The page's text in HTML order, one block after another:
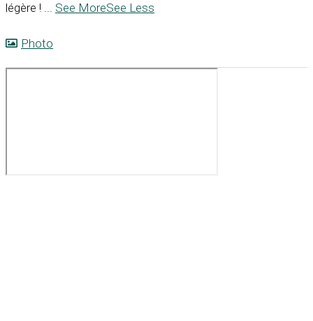
légère ! ... See MoreSee Less
Photo